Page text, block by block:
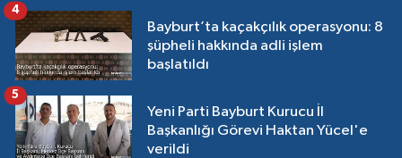
Bayburt’ta kaçakçılık operasyonu: 8
şüpheli hakkında adli işlem
başlatıldı
4
Yeni Parti Bayburt Kurucu İl
Başkanlığı Görevi Haktan Yücel'e
verildi
5